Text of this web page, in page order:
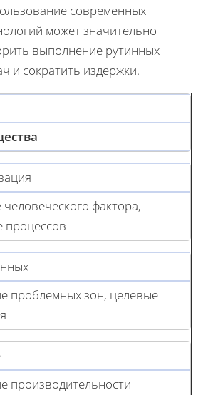
современных
может значительно
выполнение рутинных
и сократить издержки.
фактора,
процессов
проблемных зон, целевые
производительности